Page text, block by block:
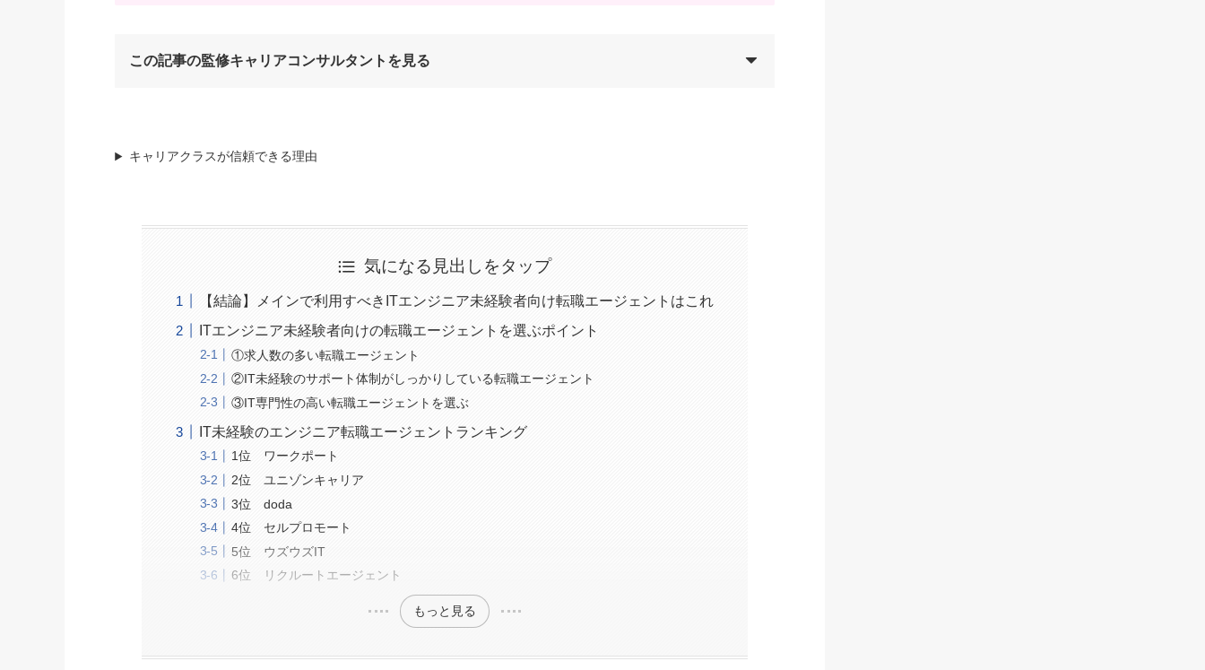
この記事の監修キャリアコンサルタントを見る
キャリアクラスが信頼できる理由
気になる見出しをタップ
【結論】メインで利用すべきITエンジニア未経験者向け転職エージェントはこれ
ITエンジニア未経験者向けの転職エージェントを選ぶポイント
①求人数の多い転職エージェント
②IT未経験のサポート体制がしっかりしている転職エージェント
③IT専門性の高い転職エージェントを選ぶ
IT未経験のエンジニア転職エージェントランキング
1位 ワークポート
2位 ユニゾンキャリア
3位 doda
4位 セルプロモート
5位 ウズウズIT
6位 リクルートエージェント
もっと見る